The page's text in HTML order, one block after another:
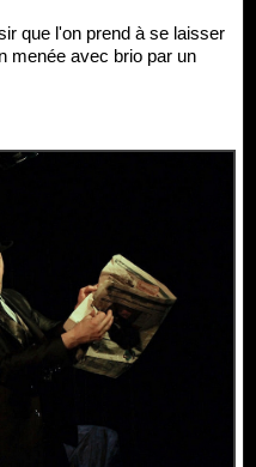
que l'on prend à se laisser
menée avec brio par un